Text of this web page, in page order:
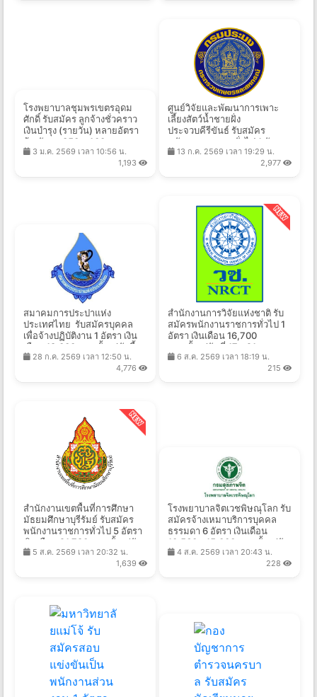
โรงพยาบาลชุมพรเขตรอุดม
ศักดิ์ รับสมัคร ลูกจ้างชั่วคราว
เงินบํารุง (รายวัน) หลายอัตรา
จ้างวันละ 350 - 400 บาท
ตั้งแต่วันที่ 5 ม.ค. - 30 ก.ย.
3 ม.ค. 2569 เวลา 10:56 น.
1,193
ศูนย์วิจัยและพัฒนาการเพาะ
เลี้ยงสัตว์น้ำชายฝั่ง
ประจวบคีรีขันธ์ รับสมัคร
พนักงานราชการทั่วไป 1 อัตรา
เงินเดือน 16,700 บาท ตั้งแต่วัน
13 ก.ค. 2569 เวลา 19:29 น.
2,977
สมาคมการประปาแห่ง
ประเทศไทย รับสมัครบุคคล
เพื่อจ้างปฏิบัติงาน 1 อัตรา เงิน
เดือน 18,000 บาท ตั้งแต่บัดนี้ -
10 ส.ค. 2569
28 ก.ค. 2569 เวลา 12:50 น.
4,776
สำนักงานการวิจัยแห่งชาติ รับ
สมัครพนักงานราชการทั่วไป 1
อัตรา เงินเดือน 16,700
บาท ตั้งแต่วันที่ 17 - 21 ส.ค.
2569
6 ส.ค. 2569 เวลา 18:19 น.
215
สำนักงานเขตพื้นที่การศึกษา
มัธยมศึกษาบุรีรัมย์ รับสมัคร
พนักงานราชการทั่วไป 5 อัตรา
เงินเดือน 21,780 บาท ตั้งแต่วัน
ที่ 10-14 ส.ค. 2569
5 ส.ค. 2569 เวลา 20:32 น.
1,639
โรงพยาบาลจิตเวชพิษณุโลก รับ
สมัครจ้างเหมาบริการบุคคล
ธรรมดา 6 อัตรา เงินเดือน
10,560 - 15,000 บาท ตั้งแต่วัน
ที่ 3-11 ส.ค. 2569
4 ส.ค. 2569 เวลา 20:43 น.
228